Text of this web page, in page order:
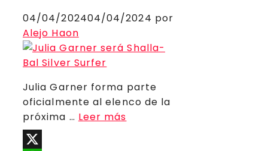
04/04/202404/04/2024 por
Alejo Haon
Julia Garner forma parte
oficialmente al elenco de la
próxima … Leer más